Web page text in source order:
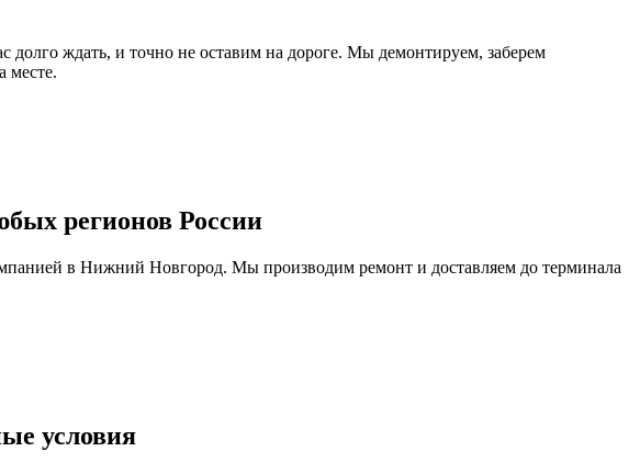
долго ждать, и точно не оставим на дороге. Мы демонтируем, заберем
месте.
регионов России
в Нижний Новгород. Мы производим ремонт и доставляем до терминала
условия